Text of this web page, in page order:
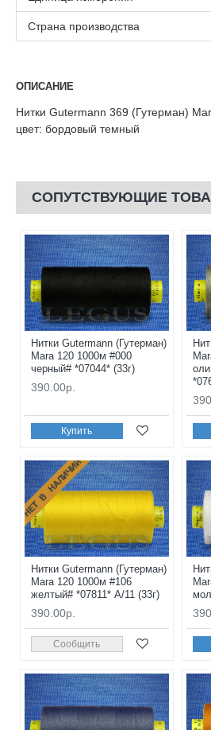
Страна производства
ОПИСАНИЕ
Нитки Gutermann 369 (Гутерман)
цвет: бордовый темный
СОПУТСТВУЮЩИЕ
Нитки Gutermann (Гутерман)
Mara 120 1000м #000
черный# *07044* (33г)
390.00р.
Купить
НЕТ В НАЛИЧИИ
Нитки Gutermann (Гутерман)
Mara 120 1000м #106
желтый# *07811* A/11 (33г)
390.00р.
Сообщить